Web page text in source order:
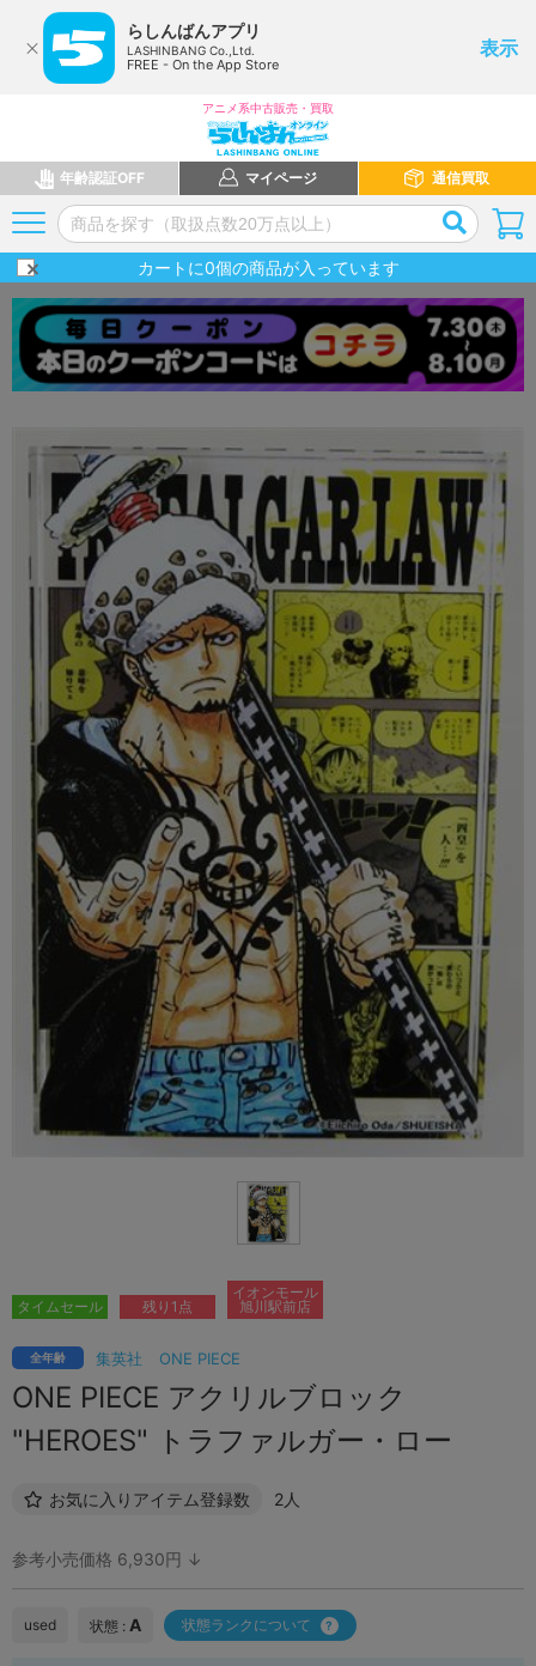
らしんばんアプリ
LASHINBANG Co.,Ltd.
FREE - On the App Store
表示
アニメ系中古販売・買取
年齢認証OFF マイページ 通信買取
カートに0個の商品が入っています
集英社 ONE PIECE
全年齢
ONE PIECE アクリルブロック
"HEROES" トラファルガー・ロー
お気に入りアイテム登録数 2人
タイムセール 残り1点
イオンモール
旭川駅前店
参考小売価格 6,930円 ↓
used 状態 : A 状態ランクについて